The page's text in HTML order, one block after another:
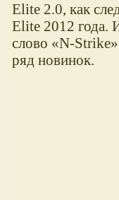
Elite 2.0, как
Elite 2012 года.
слово
N-Strike
ряд новинок.